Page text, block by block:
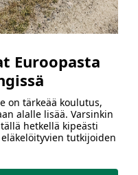
Euroopasta
on tärkeää koulutus,
alalle lisää. Varsinkin
hetkellä kipeästi
tutkijoiden